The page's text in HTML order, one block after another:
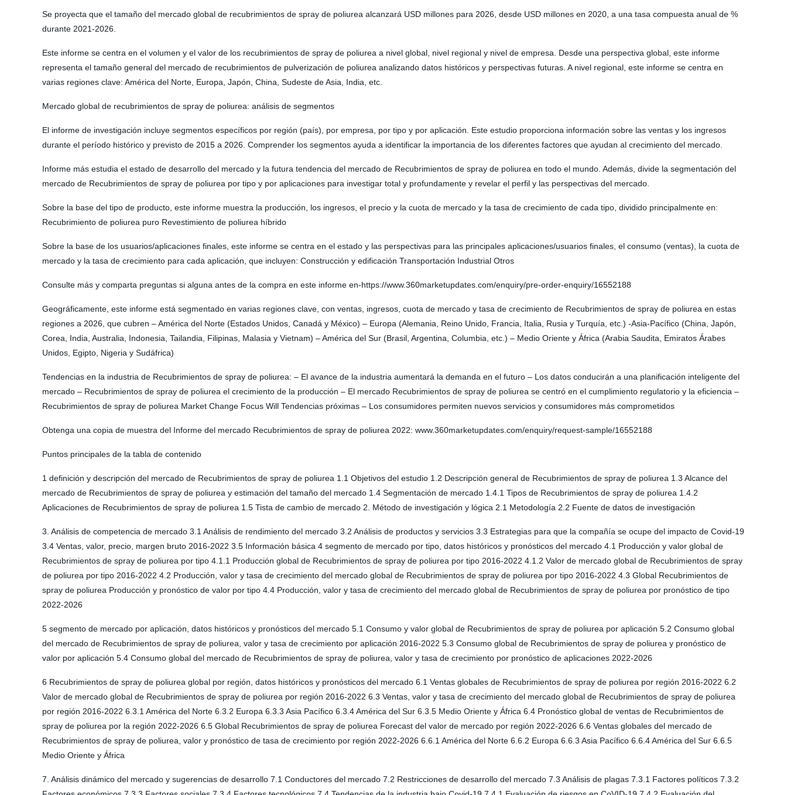
Se proyecta que el tamaño del mercado global de recubrimientos de spray de poliurea alcanzará USD millones para 2026, desde USD millones en 2020, a una tasa compuesta anual de %
durante 2021-2026.
Este informe se centra en el volumen y el valor de los recubrimientos de spray de poliurea a nivel global, nivel regional y nivel de empresa. Desde una perspectiva global, este informe
representa el tamaño general del mercado de recubrimientos de pulverización de poliurea analizando datos históricos y perspectivas futuras. A nivel regional, este informe se centra en
varias regiones clave: América del Norte, Europa, Japón, China, Sudeste de Asia, India, etc.
Mercado global de recubrimientos de spray de poliurea: análisis de segmentos
El informe de investigación incluye segmentos específicos por región (país), por empresa, por tipo y por aplicación. Este estudio proporciona información sobre las ventas y los ingresos
durante el período histórico y previsto de 2015 a 2026. Comprender los segmentos ayuda a identificar la importancia de los diferentes factores que ayudan al crecimiento del mercado.
Informe más estudia el estado de desarrollo del mercado y la futura tendencia del mercado de Recubrimientos de spray de poliurea en todo el mundo. Además, divide la segmentación del
mercado de Recubrimientos de spray de poliurea por tipo y por aplicaciones para investigar total y profundamente y revelar el perfil y las perspectivas del mercado.
Sobre la base del tipo de producto, este informe muestra la producción, los ingresos, el precio y la cuota de mercado y la tasa de crecimiento de cada tipo, dividido principalmente en:
Recubrimiento de poliurea puro Revestimiento de poliurea híbrido
Sobre la base de los usuarios/aplicaciones finales, este informe se centra en el estado y las perspectivas para las principales aplicaciones/usuarios finales, el consumo (ventas), la cuota de
mercado y la tasa de crecimiento para cada aplicación, que incluyen: Construcción y edificación Transportación Industrial Otros
Consulte más y comparta preguntas si alguna antes de la compra en este informe en-https://www.360marketupdates.com/enquiry/pre-order-enquiry/16552188
Geográficamente, este informe está segmentado en varias regiones clave, con ventas, ingresos, cuota de mercado y tasa de crecimiento de Recubrimientos de spray de poliurea en estas
regiones a 2026, que cubren – América del Norte (Estados Unidos, Canadá y México) – Europa (Alemania, Reino Unido, Francia, Italia, Rusia y Turquía, etc.) -Asia-Pacífico (China, Japón,
Corea, India, Australia, Indonesia, Tailandia, Filipinas, Malasia y Vietnam) – América del Sur (Brasil, Argentina, Columbia, etc.) – Medio Oriente y África (Arabia Saudita, Emiratos Árabes
Unidos, Egipto, Nigeria y Sudáfrica)
Tendencias en la industria de Recubrimientos de spray de poliurea: – El avance de la industria aumentará la demanda en el futuro – Los datos conducirán a una planificación inteligente del
mercado – Recubrimientos de spray de poliurea el crecimiento de la producción – El mercado Recubrimientos de spray de poliurea se centró en el cumplimiento regulatorio y la eficiencia –
Recubrimientos de spray de poliurea Market Change Focus Will Tendencias próximas – Los consumidores permiten nuevos servicios y consumidores más comprometidos
Obtenga una copia de muestra del Informe del mercado Recubrimientos de spray de poliurea 2022: www.360marketupdates.com/enquiry/request-sample/16552188
Puntos principales de la tabla de contenido
1 definición y descripción del mercado de Recubrimientos de spray de poliurea 1.1 Objetivos del estudio 1.2 Descripción general de Recubrimientos de spray de poliurea 1.3 Alcance del
mercado de Recubrimientos de spray de poliurea y estimación del tamaño del mercado 1.4 Segmentación de mercado 1.4.1 Tipos de Recubrimientos de spray de poliurea 1.4.2
Aplicaciones de Recubrimientos de spray de poliurea 1.5 Tista de cambio de mercado 2. Método de investigación y lógica 2.1 Metodología 2.2 Fuente de datos de investigación
3. Análisis de competencia de mercado 3.1 Análisis de rendimiento del mercado 3.2 Análisis de productos y servicios 3.3 Estrategias para que la compañía se ocupe del impacto de Covid-19
3.4 Ventas, valor, precio, margen bruto 2016-2022 3.5 Información básica 4 segmento de mercado por tipo, datos históricos y pronósticos del mercado 4.1 Producción y valor global de
Recubrimientos de spray de poliurea por tipo 4.1.1 Producción global de Recubrimientos de spray de poliurea por tipo 2016-2022 4.1.2 Valor de mercado global de Recubrimientos de spray
de poliurea por tipo 2016-2022 4.2 Producción, valor y tasa de crecimiento del mercado global de Recubrimientos de spray de poliurea por tipo 2016-2022 4.3 Global Recubrimientos de
spray de poliurea Producción y pronóstico de valor por tipo 4.4 Producción, valor y tasa de crecimiento del mercado global de Recubrimientos de spray de poliurea por pronóstico de tipo
2022-2026
5 segmento de mercado por aplicación, datos históricos y pronósticos del mercado 5.1 Consumo y valor global de Recubrimientos de spray de poliurea por aplicación 5.2 Consumo global
del mercado de Recubrimientos de spray de poliurea, valor y tasa de crecimiento por aplicación 2016-2022 5.3 Consumo global de Recubrimientos de spray de poliurea y pronóstico de
valor por aplicación 5.4 Consumo global del mercado de Recubrimientos de spray de poliurea, valor y tasa de crecimiento por pronóstico de aplicaciones 2022-2026
6 Recubrimientos de spray de poliurea global por región, datos históricos y pronósticos del mercado 6.1 Ventas globales de Recubrimientos de spray de poliurea por región 2016-2022 6.2
Valor de mercado global de Recubrimientos de spray de poliurea por región 2016-2022 6.3 Ventas, valor y tasa de crecimiento del mercado global de Recubrimientos de spray de poliurea
por región 2016-2022 6.3.1 América del Norte 6.3.2 Europa 6.3.3 Asia Pacífico 6.3.4 América del Sur 6.3.5 Medio Oriente y África 6.4 Pronóstico global de ventas de Recubrimientos de
spray de poliurea por la región 2022-2026 6.5 Global Recubrimientos de spray de poliurea Forecast del valor de mercado por región 2022-2026 6.6 Ventas globales del mercado de
Recubrimientos de spray de poliurea, valor y pronóstico de tasa de crecimiento por región 2022-2026 6.6.1 América del Norte 6.6.2 Europa 6.6.3 Asia Pacífico 6.6.4 América del Sur 6.6.5
Medio Oriente y África
7. Análisis dinámico del mercado y sugerencias de desarrollo 7.1 Conductores del mercado 7.2 Restricciones de desarrollo del mercado 7.3 Análisis de plagas 7.3.1 Factores políticos 7.3.2